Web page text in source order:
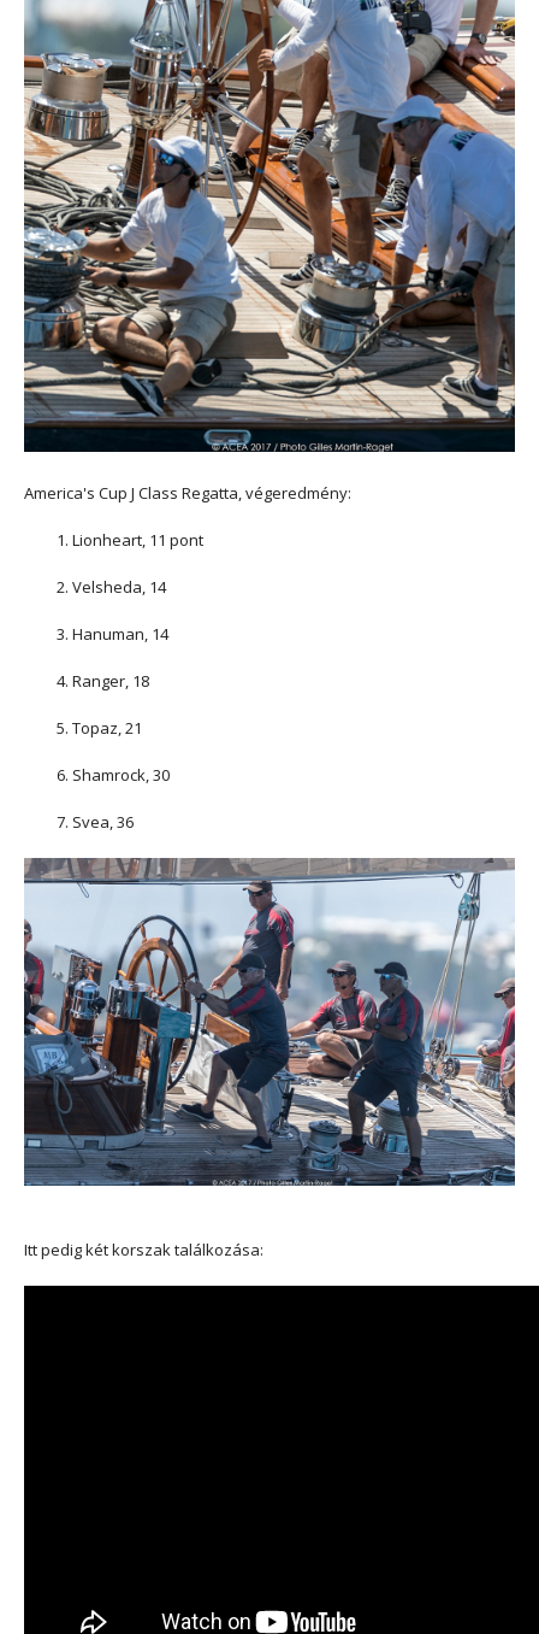
America's Cup J Class Regatta, végeredmény:
Lionheart, 11 pont
Velsheda, 14
Hanuman, 14
Ranger, 18
Topaz, 21
Shamrock, 30
Svea, 36
Itt pedig két korszak találkozása: